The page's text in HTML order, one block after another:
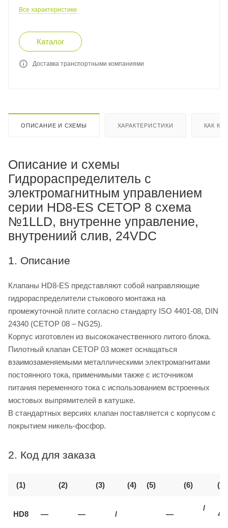
Все характеристики
Каталог
Доставка транспортными компаниями
ОПИСАНИЕ И СХЕМЫ ХАРАКТЕРИСТИКИ КАК
Описание и схемы
Гидрораспределитель с
электромагнитным управлением
серии HD8-ES CETOP 8 схема
№1LLD, внутренне управление,
внутрениий слив, 24VDC
1. Описание
Клапаны HD8-ES представляют собой направляющие
гидрораспределители стыкового монтажа на
промежуточной плите согласно стандарту ISO 4401-08, DIN
24340 (CETOP 08 – NG25).
Корпус изготовлен из высококачественного литого блока.
Пилотный клапан CETOP 03 может оснащаться
взаимозаменяемыми металлическими электромагнитами
постоянного тока, применимыми также с источником
питания переменного тока с использованием встроенных
мостовых выпрямителей в катушке.
В стандартных версиях клапан поставляется с корпусом с
покрытием никель-фосфор.
2. Код для заказа
(1) (2) (3) (4) (5) (6) (7)
HD8 — — / —
/
40